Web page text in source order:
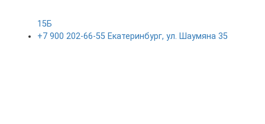
15Б
+7 900 202-66-55 Екатеринбург, ул. Шаумяна 35